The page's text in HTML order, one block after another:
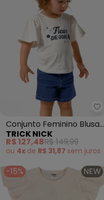
Conjunto Feminino Blusa
com Shorts (Bege)
TRICK NICK
R$ 127,48R$ 149,99
ou 4x de R$ 31,87 sem juros
-15% NEW